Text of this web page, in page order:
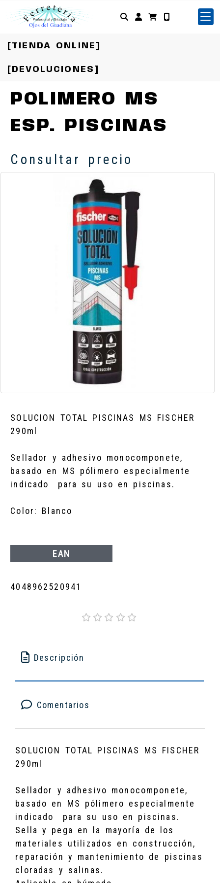
Identifícate
[TIENDA ONLINE]
[DEVOLUCIONES]
POLIMERO MS
ESP. PISCINAS
Consultar precio
SOLUCION TOTAL PISCINAS MS FISCHER
290ml
Sellador y adhesivo monocomponete,
basado en MS pólimero especialmente
indicado para su uso en piscinas.
Color: Blanco
EAN
4048962520941
Descripción
Comentarios
SOLUCION TOTAL PISCINAS MS FISCHER
290ml
Sellador y adhesivo monocomponete,
basado en MS pólimero especialmente
indicado para su uso en piscinas.
Sella y pega en la mayoría de los
materiales utilizados en construcción,
reparación y mantenimiento de piscinas
cloradas y salinas.